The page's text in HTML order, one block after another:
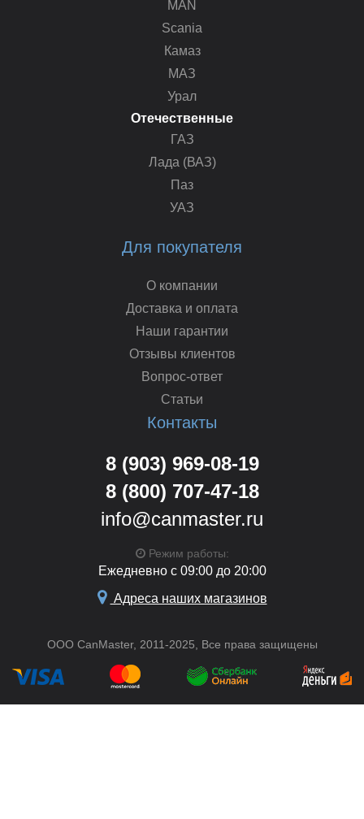
MAN
Scania
Камаз
МАЗ
Урал
Отечественные
ГАЗ
Лада (ВАЗ)
Паз
УАЗ
Для покупателя
О компании
Доставка и оплата
Наши гарантии
Отзывы клиентов
Вопрос-ответ
Статьи
Контакты
8 (903) 969-08-19
8 (800) 707-47-18
info@canmaster.ru
Режим работы:
Ежедневно с 09:00 до 20:00
Адреса наших магазинов
ООО CanMaster, 2011-2025, Все права защищены